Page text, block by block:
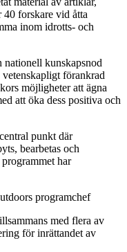
forskare vid åtta
inom idrotts- och
nationell kunskapsnod
förankrad
möjligheter att ägna
att öka dess positiva och
punkt där
bearbetas och
har
programchef
med flera av
för inrättandet av